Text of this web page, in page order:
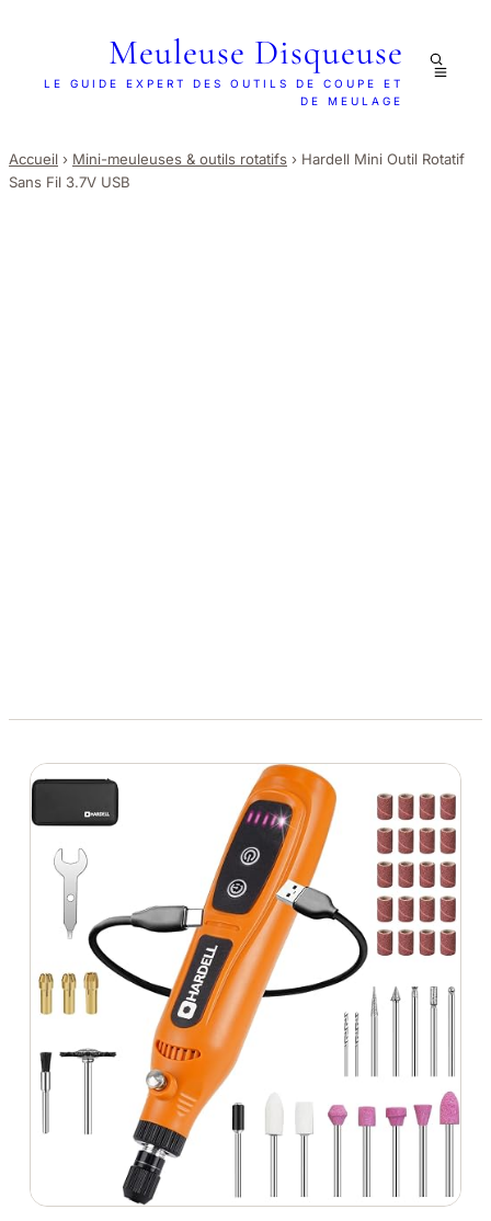
Meuleuse Disqueuse
LE GUIDE EXPERT DES OUTILS DE COUPE ET
DE MEULAGE
Accueil › Mini-meuleuses & outils rotatifs › Hardell Mini Outil Rotatif
Sans Fil 3.7V USB